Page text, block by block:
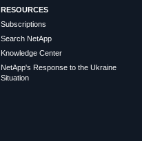
RESOURCES
Subscriptions
Search NetApp
Knowledge Center
NetApp's Response to the Ukraine
Situation